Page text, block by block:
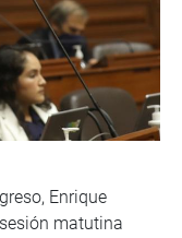
Enrique
matutina